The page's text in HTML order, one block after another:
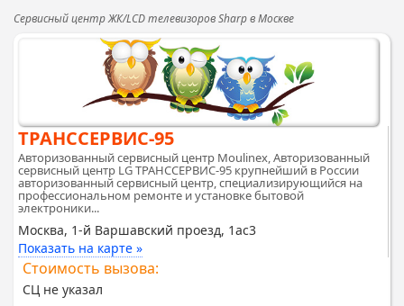
Сервисный центр ЖК/LCD телевизоров Sharp в Москве
ТРАНССЕРВИС-95
Авторизованный сервисный центр Moulinex, Авторизованный
сервисный центр LG ТРАНССЕРВИС-95 крупнейший в России
авторизованный сервисный центр, специализирующийся на
профессиональном ремонте и установке бытовой
электроники...
Москва, 1-й Варшавский проезд, 1ас3
Показать на карте »
Стоимость вызова:
СЦ не указал